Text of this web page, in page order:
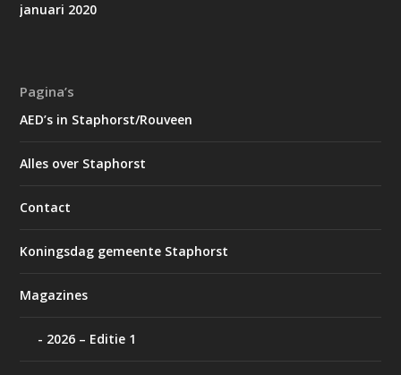
januari 2020
Pagina’s
AED’s in Staphorst/Rouveen
Alles over Staphorst
Contact
Koningsdag gemeente Staphorst
Magazines
2026 – Editie 1